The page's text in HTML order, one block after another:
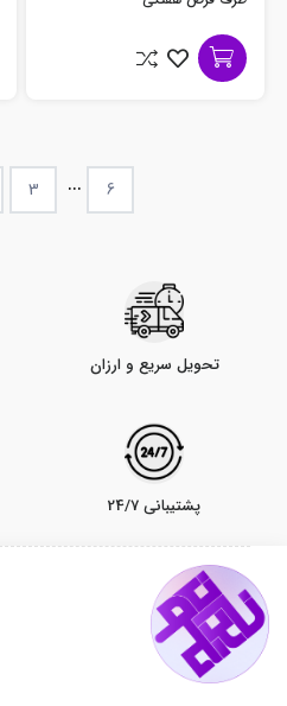
3 ... 6
تحویل سریع و ارزان
پشتیبانی 24/7